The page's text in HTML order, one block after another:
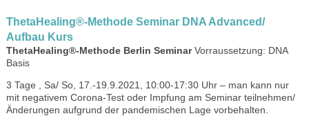
ThetaHealing®-Methode Seminar DNA Advanced/
Aufbau Kurs
ThetaHealing®-Methode Berlin SeminarVorraussetzung: DNA
Basis
3 Tage , Sa/ So, 17.-19.9.2021, 10:00-17:30 Uhr – man kann nur
mit negativem Corona-Test oder Impfung am Seminar teilnehmen/
Änderungen aufgrund der pandemischen Lage vorbehalten.